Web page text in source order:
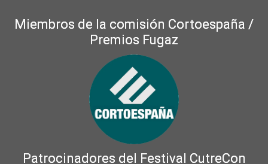
Miembros de la comisión Cortoespaña /
Premios Fugaz
Patrocinadores del Festival CutreCon